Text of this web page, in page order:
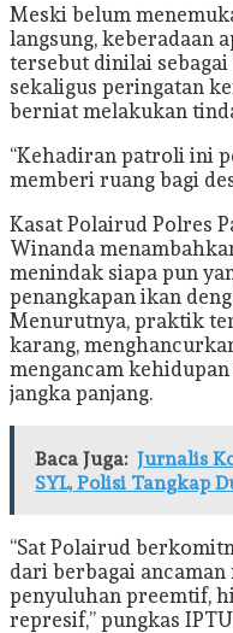
Meski belum
langsung, keberadaan
tersebut dinilai
sekaligus peringatan
berniat melakukan
“Kehadiran patroli ini
memberi ruang bagi
Kasat Polairud Polres
Winanda
menindak siapa pun
penangkapan ikan
Menurutnya, praktik
karang,
mengancam
jangka panjang.
Baca Juga: Jurnalis
SYL, Polisi Tangkap
“Sat Polairud
dari berbagai
penyuluhan preemtif,
represif,” pungkas